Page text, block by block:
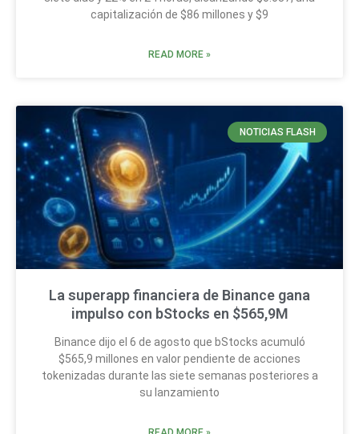
capitalización de $86 millones y $9
READ MORE »
NOTICIAS FLASH
La superapp financiera de Binance gana
impulso con bStocks en $565,9M
Binance dijo el 6 de agosto que bStocks acumuló
$565,9 millones en valor pendiente de acciones
tokenizadas durante las siete semanas posteriores a
su lanzamiento